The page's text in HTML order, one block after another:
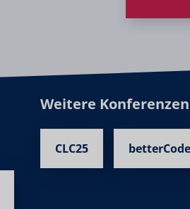
Weitere Konferenzen
CLC25